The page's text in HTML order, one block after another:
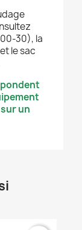
30), la
le sac
un